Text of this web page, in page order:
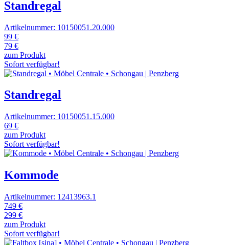
Standregal
Artikelnummer: 10150051.20.000
99 €
79 €
zum Produkt
Sofort verfügbar!
Standregal
Artikelnummer: 10150051.15.000
69 €
zum Produkt
Sofort verfügbar!
Kommode
Artikelnummer: 12413963.1
749 €
299 €
zum Produkt
Sofort verfügbar!